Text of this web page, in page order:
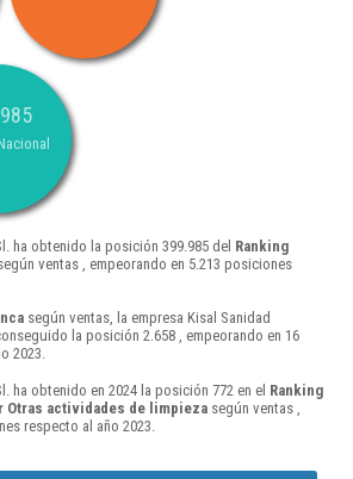
ha obtenido la posición 399.985 del Ranking
ventas , empeorando en 5.213 posiciones
según ventas, la empresa Kisal Sanidad
la posición 2.658 , empeorando en 16
2023.
ha obtenido en 2024 la posición 772 en el Ranking
Otras actividades de limpieza según ventas ,
respecto al año 2023.